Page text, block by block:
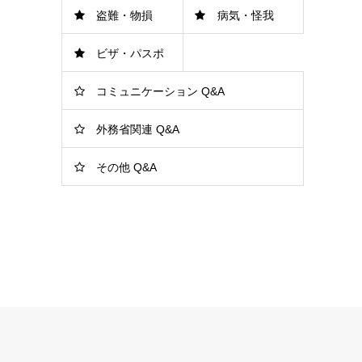
連 ル
盗難・物損 病気・怪我
ビザ・パスポ
ート
コミュニケーション Q&A
外務省関連 Q&A
その他 Q&A